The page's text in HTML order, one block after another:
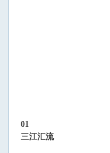
01
三江汇流